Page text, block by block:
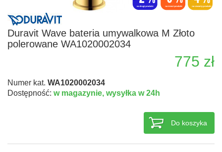
Duravit Wave bateria umywalkowa M Złoto
polerowane WA1020002034
775 zł
Numer kat. WA1020002034
Dostępność: w magazynie, wysyłka w 24h
Do koszyka